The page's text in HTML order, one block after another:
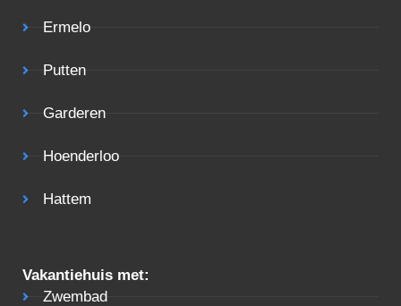
Ermelo
Putten
Garderen
Hoenderloo
Hattem
Vakantiehuis met:
Zwembad